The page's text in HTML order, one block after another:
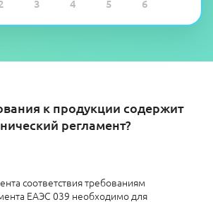
3 4 5 6
к продукции содержит
регламент?
соответствия требованиям
ЕАЭС 039 необходимо для